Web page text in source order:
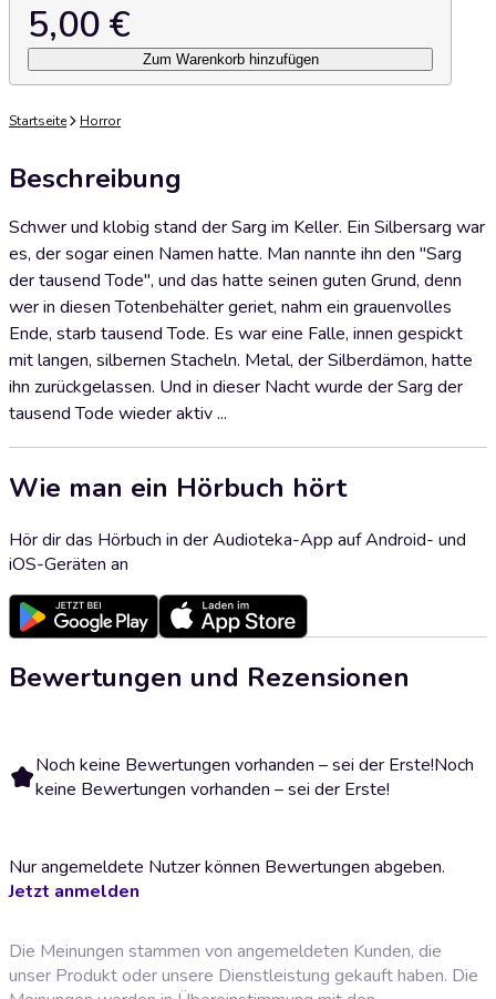
5,00 €
Zum Warenkorb hinzufügen
Startseite Horror
Beschreibung
Schwer und klobig stand der Sarg im Keller. Ein Silbersarg war
es, der sogar einen Namen hatte. Man nannte ihn den "Sarg
der tausend Tode", und das hatte seinen guten Grund, denn
wer in diesen Totenbehälter geriet, nahm ein grauenvolles
Ende, starb tausend Tode. Es war eine Falle, innen gespickt
mit langen, silbernen Stacheln. Metal, der Silberdämon, hatte
ihn zurückgelassen. Und in dieser Nacht wurde der Sarg der
tausend Tode wieder aktiv ...
Wie man ein Hörbuch hört
Hör dir das Hörbuch in der Audioteka-App auf Android- und
iOS-Geräten an
Bewertungen und Rezensionen
Noch keine Bewertungen vorhanden – sei der Erste!Noch
keine Bewertungen vorhanden – sei der Erste!
Nur angemeldete Nutzer können Bewertungen abgeben.
Jetzt anmelden
Die Meinungen stammen von angemeldeten Kunden, die
unser Produkt oder unsere Dienstleistung gekauft haben. Die